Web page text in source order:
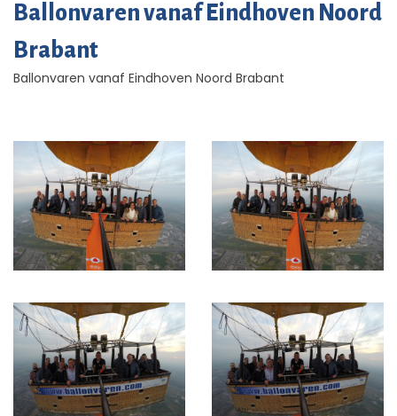
Ballonvaren vanaf Eindhoven Noord
Brabant
Ballonvaren vanaf Eindhoven Noord Brabant